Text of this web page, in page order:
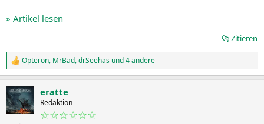
» Artikel lesen
Zitieren
R
e
k
t
i
Opteron, MrBad,drSeehas und 4 andere
eratte
Redaktion
☆☆☆☆☆☆